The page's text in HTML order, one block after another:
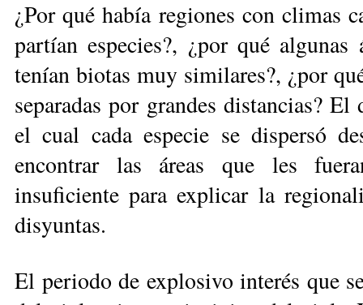
¿Por qué había regiones con climas
partían especies?, ¿por qué
tenían biotas muy similares?, ¿por
separadas por grandes distancias?
el cual cada especie se disper­só
encontrar las áreas que les
insuficiente para explicar la
disyuntas.
El periodo de explosivo interés que